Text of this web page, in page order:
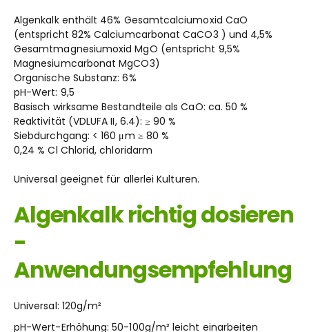
Algenkalk enthält 46% Gesamtcalciumoxid CaO
(entspricht 82% Calciumcarbonat CaCO3 ) und 4,5%
Gesamtmagnesiumoxid MgO (entspricht 9,5%
Magnesiumcarbonat MgCO3)
Organische Substanz: 6%
pH-Wert: 9,5
Basisch wirksame Bestandteile als CaO: ca. 50 %
Reaktivität (VDLUFA II, 6.4): ≥ 90 %
Siebdurchgang: < 160 μm ≥ 80 %
0,24 % Cl Chlorid, chloridarm
Universal geeignet für allerlei Kulturen.
Algenkalk richtig dosieren
-
Anwendungsempfehlung
Universal: 120g/m²
pH-Wert-Erhöhung: 50-100g/m² leicht einarbeiten